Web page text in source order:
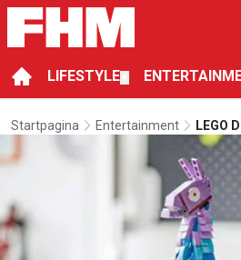
LIFESTYLE
Startpagina Entertainment
LEGO